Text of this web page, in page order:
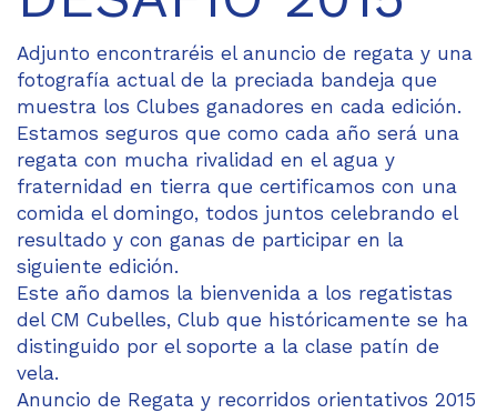
Adjunto encontraréis el anuncio de regata y una
fotografía actual de la preciada bandeja que
muestra los Clubes ganadores en cada edición.
Estamos seguros que como cada año será una
regata con mucha rivalidad en el agua y
fraternidad en tierra que certificamos con una
comida el domingo, todos juntos celebrando el
resultado y con ganas de participar en la
siguiente edición.
Este año damos la bienvenida a los regatistas
del CM Cubelles, Club que históricamente se ha
distinguido por el soporte a la clase patín de
vela.
Anuncio de Regata y recorridos orientativos 2015